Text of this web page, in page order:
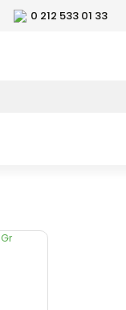
0 212 533 01 33